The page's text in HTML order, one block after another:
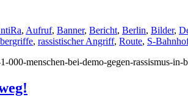
, Aufruf, Banner, Bericht, Berlin, Bilder,
, rassistischer Angriff, Route, S-
000-menschen-bei-demo-gegen-rassismus-in-